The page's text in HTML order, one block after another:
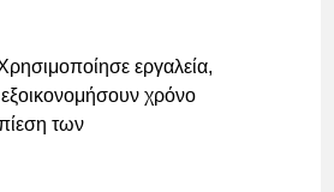
εργαλεία,
χρόνο
των